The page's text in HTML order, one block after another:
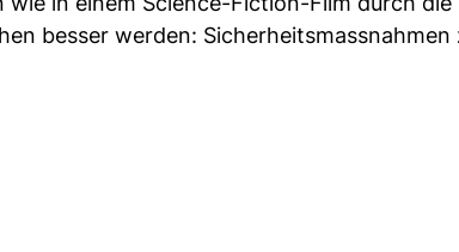
besser werden: Sicherheitsmassnahmen